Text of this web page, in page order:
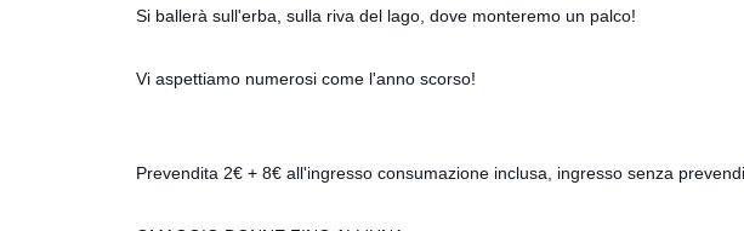
Si ballerà sull'erba, sulla riva del lago, dove monteremo un palco!
Vi aspettiamo numerosi come l'anno scorso!
Prevendita 2€ + 8€ all'ingresso consumazione inclusa, ingresso senza